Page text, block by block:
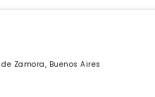
Zamora, Buenos Aires